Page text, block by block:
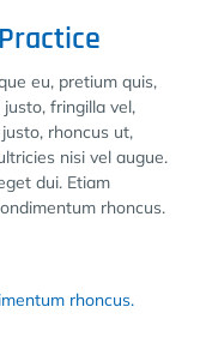
eu, pretium quis,
fringilla vel,
rhoncus ut,
nisi vel augue.
dui. Etiam
rhoncus.
rhoncus.